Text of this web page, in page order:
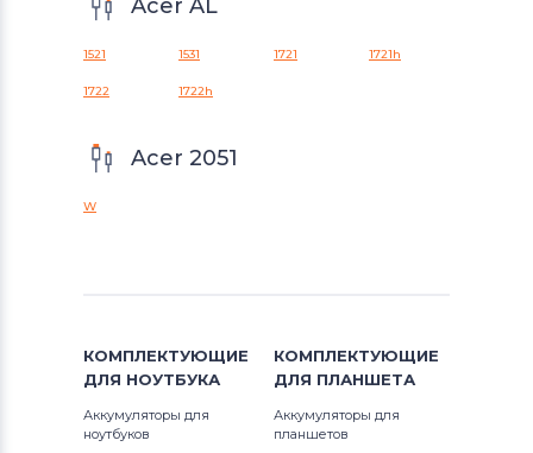
Acer AL
1521 1531 1721 1721h
1722 1722h
Acer 2051
W
КОМПЛЕКТУЮЩИЕ
ДЛЯ НОУТБУКА
Аккумуляторы для
ноутбуков
КОМПЛЕКТУЮЩИЕ
ДЛЯ ПЛАНШЕТА
Аккумуляторы для
планшетов